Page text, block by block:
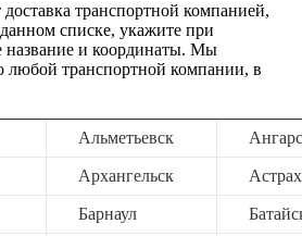
доставка транспортной компанией,
списке, укажите при
название и координаты. Мы
любой транспортной компании, в
Альметьевск
Архангельск
Барнаул